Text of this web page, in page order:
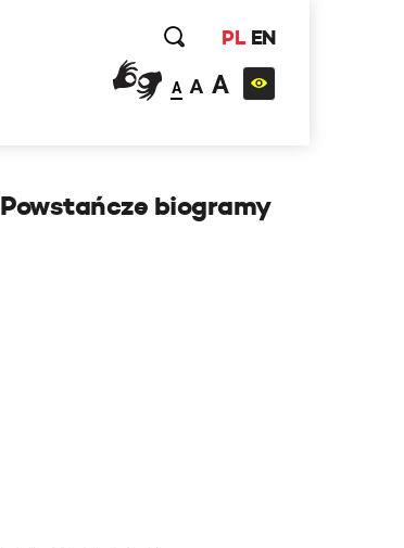
PL EN
A A A
Powstańcze biogramy